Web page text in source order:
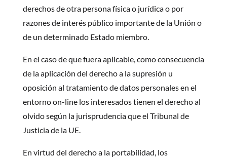
derechos de otra persona física o jurídica o por
razones de interés público importante de la Unión o
de un determinado Estado miembro.
En el caso de que fuera aplicable, como consecuencia
de la aplicación del derecho a la supresión u
oposición al tratamiento de datos personales en el
entorno on-line los interesados tienen el derecho al
olvido según la jurisprudencia que el Tribunal de
Justicia de la UE.
En virtud del derecho a la portabilidad, los